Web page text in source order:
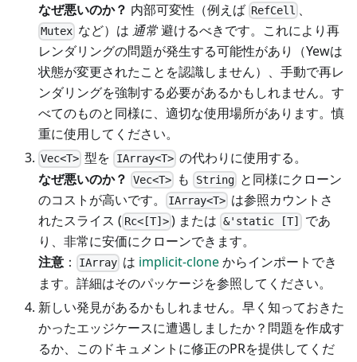
なぜ悪いのか？ 内部可変性（例えば RefCell 、
Mutex など）は 通常避けるべきです。これにより再
レンダリングの問題が発生する可能性があり（Yewは
状態が変更されたことを認識しません）、手動で再レ
ンダリングを強制する必要があるかもしれません。す
べてのものと同様に、適切な使用場所があります。慎
重に使用してください。
Vec<T> 型を IArray<T>の代わりに使用する。
なぜ悪いのか？
Vec<T> も Stringと同様にクローン
のコストが高いです。
IArray<T> は参照カウントさ
れたスライス ( Rc<[T]> ) または &'static [T] であ
り、非常に安価にクローンできます。
注意 ： IArray は implicit-cloneからインポートでき
ます。詳細はそのパッケージを参照してください。
新しい発見があるかもしれません。早く知っておきた
かったエッジケースに遭遇しましたか？問題を作成す
るか、このドキュメントに修正のPRを提供してくだ